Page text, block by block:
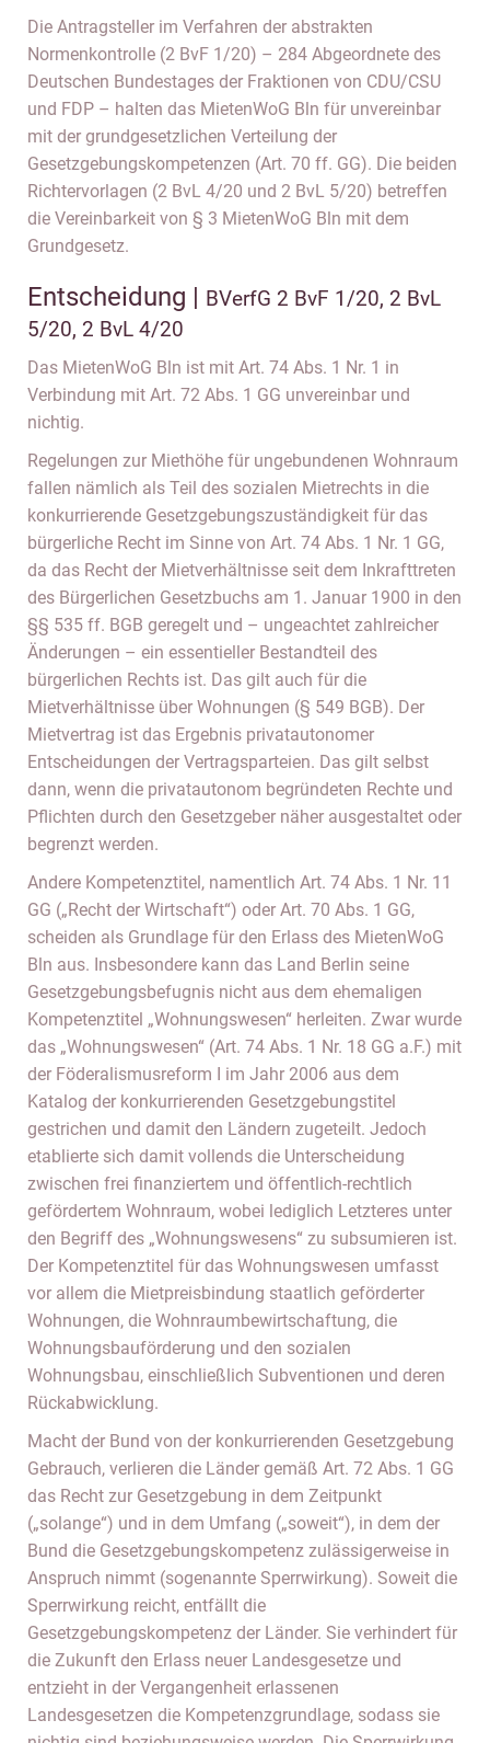
Die Antragsteller im Verfahren der abstrakten
Normenkontrolle (2 BvF 1/20) – 284 Abgeordnete des
Deutschen Bundestages der Fraktionen von CDU/CSU
und FDP – halten das MietenWoG Bln für unvereinbar
mit der grundgesetzlichen Verteilung der
Gesetzgebungskompetenzen (Art. 70 ff. GG). Die beiden
Richtervorlagen (2 BvL 4/20 und 2 BvL 5/20) betreffen
die Vereinbarkeit von § 3 MietenWoG Bln mit dem
Grundgesetz.
Entscheidung | BVerfG 2 BvF 1/20, 2 BvL
5/20, 2 BvL 4/20
Das MietenWoG Bln ist mit Art. 74 Abs. 1 Nr. 1 in
Verbindung mit Art. 72 Abs. 1 GG unvereinbar und
nichtig.
Regelungen zur Miethöhe für ungebundenen Wohnraum
fallen nämlich als Teil des sozialen Mietrechts in die
konkurrierende Gesetzgebungszuständigkeit für das
bürgerliche Recht im Sinne von Art. 74 Abs. 1 Nr. 1 GG,
da das Recht der Mietverhältnisse seit dem Inkrafttreten
des Bürgerlichen Gesetzbuchs am 1. Januar 1900 in den
§§ 535 ff. BGB geregelt und – ungeachtet zahlreicher
Änderungen – ein essentieller Bestandteil des
bürgerlichen Rechts ist. Das gilt auch für die
Mietverhältnisse über Wohnungen (§ 549 BGB). Der
Mietvertrag ist das Ergebnis privatautonomer
Entscheidungen der Vertragsparteien. Das gilt selbst
dann, wenn die privatautonom begründeten Rechte und
Pflichten durch den Gesetzgeber näher ausgestaltet oder
begrenzt werden.
Andere Kompetenztitel, namentlich Art. 74 Abs. 1 Nr. 11
GG („Recht der Wirtschaft“) oder Art. 70 Abs. 1 GG,
scheiden als Grundlage für den Erlass des MietenWoG
Bln aus. Insbesondere kann das Land Berlin seine
Gesetzgebungsbefugnis nicht aus dem ehemaligen
Kompetenztitel „Wohnungswesen“ herleiten. Zwar wurde
das „Wohnungswesen“ (Art. 74 Abs. 1 Nr. 18 GG a.F.) mit
der Föderalismusreform I im Jahr 2006 aus dem
Katalog der konkurrierenden Gesetzgebungstitel
gestrichen und damit den Ländern zugeteilt. Jedoch
etablierte sich damit vollends die Unterscheidung
zwischen frei finanziertem und öffentlich-rechtlich
gefördertem Wohnraum, wobei lediglich Letzteres unter
den Begriff des „Wohnungswesens“ zu subsumieren ist.
Der Kompetenztitel für das Wohnungswesen umfasst
vor allem die Mietpreisbindung staatlich geförderter
Wohnungen, die Wohnraumbewirtschaftung, die
Wohnungsbauförderung und den sozialen
Wohnungsbau, einschließlich Subventionen und deren
Rückabwicklung.
Macht der Bund von der konkurrierenden Gesetzgebung
Gebrauch, verlieren die Länder gemäß Art. 72 Abs. 1 GG
das Recht zur Gesetzgebung in dem Zeitpunkt
(„solange“) und in dem Umfang („soweit“), in dem der
Bund die Gesetzgebungskompetenz zulässigerweise in
Anspruch nimmt (sogenannte Sperrwirkung). Soweit die
Sperrwirkung reicht, entfällt die
Gesetzgebungskompetenz der Länder. Sie verhindert für
die Zukunft den Erlass neuer Landesgesetze und
entzieht in der Vergangenheit erlassenen
Landesgesetzen die Kompetenzgrundlage, sodass sie